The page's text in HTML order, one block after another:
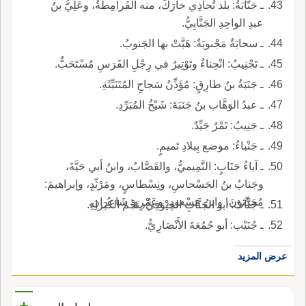
ـ جَنَّابَةُ: بلد تُحاذِي خارَكَ، منه القَرامِطَةُ، وعَلِيُّ بنُ
عبدِ الواحِدِ الجَنَّابِيُّ.
ـ سحابَةٌ مَجْنوبَةٌ: هَبَّتْ بها الجَنوبُ.
ـ تَجْنِيبُ: انْحِناءٌ وتَوْتِيرٌ في رِجْلِ الفَرَسِ مُسْتَحَبٌّ.
ـ جَنَبَةُ بنُ طارِقٍ: مُؤَذِّنُ سَجاحِ المُتَنَبِّئَةِ.
ـ عبدُ الوَهَّاب بنُ جَنَبَةَ: شَيْخُ المُبَرِّدِ.
ـ جَنِيبُ: تَمْرٌ جَيِّدٌ.
ـ جَنْباءُ: موضع بِبلادِ تَميمٍ.
ـ آباءُ جَنَابٍ: التَّمِيميُّ، والقَصَّابُ، وابنُ أبي حَيَّةَ،
وجَنابُ بنُ الحَسْحاسِ، ونِسْطاسٍ، ومَرْثّدٍ، وإبراهيمَ:
مُحَدِّثونَ، وابنُ مَسْعودٍ، وعَمْرٍو: شَاعِرانِ.
ـ جَنَّابٌ: أبو الجَنَّابِ الخِيْوَقِيُّ، نَجْمُ الكُبَراءِ.
ـ جُنَيْب: أبو جُمُعَةَ الأَنْصَارِيُّ.
عرض المزيد